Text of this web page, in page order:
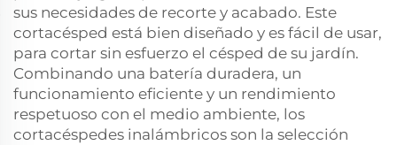
sus necesidades de recorte y acabado. Este
cortacésped está bien diseñado y es fácil de usar,
para cortar sin esfuerzo el césped de su jardín.
Combinando una batería duradera, un
funcionamiento eficiente y un rendimiento
respetuoso con el medio ambiente, los
cortacéspedes inalámbricos son la selección